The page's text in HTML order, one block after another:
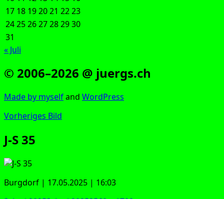
17 18 192021 2223
24252627282930
31
« Juli
© 2006–2026 @ juergs.ch
Made by mys­elfand Word­Press
Vorheriges Bild
J‑S 35
Burg­dorf | 17.05.2025 | 16:03